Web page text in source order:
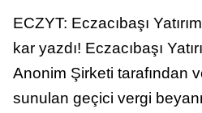
ECZYT: Eczacıbaşı
kar yazdı! Eczacıbaşı
Anonim Şirketi tarafından
sunulan geçici vergi